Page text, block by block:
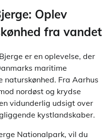
Oplev
fra vandet
er en oplevelse, der
maritime
Fra Aarhus
nordøst og krydse
vidunderlig udsigt over
kystlandskaber.
Nationalpark, vil du